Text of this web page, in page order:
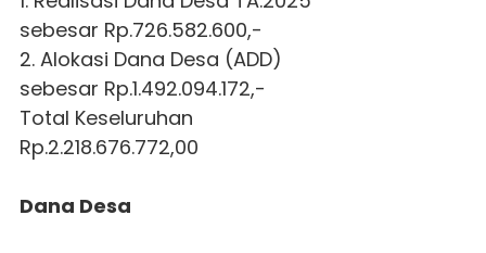
sebesar Rp.726.582.600,-
2. Alokasi Dana Desa (ADD)
sebesar Rp.1.492.094.172,-
Total Keseluruhan
Rp.2.218.676.772,00
Dana Desa